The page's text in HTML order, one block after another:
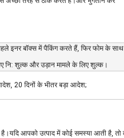
इनर बॉक्स में पैकिंग करते हैं, फिर फोम के साथ
नि: शुल्क और उड़ान मामले के लिए शुल्क।
20 दिनों के भीतर बड़ा आदेश;
है।यदि आपको उत्पाद में कोई समस्या आती है,